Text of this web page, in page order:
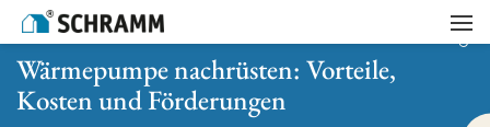
Startseite
Wärmepumpe nachrüsten: Vorteile, Kosten und Förderungen
Wärmepumpe nachrüsten: Vorteile,
Kosten und Förderungen